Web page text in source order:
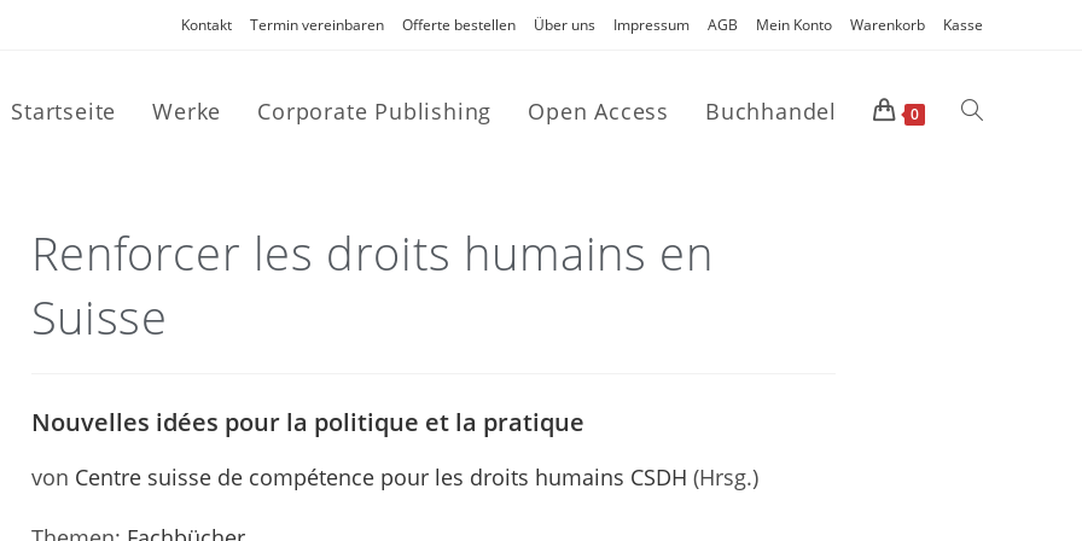
Kontakt Termin vereinbaren Offerte bestellen Über uns Impressum AGB Mein Konto Warenkorb Kasse
Startseite Werke Corporate Publishing Open Access Buchhandel 0
Renforcer les droits humains en
Suisse
Nouvelles idées pour la politique et la pratique
von Centre suisse de compétence pour les droits humains CSDH (Hrsg.)